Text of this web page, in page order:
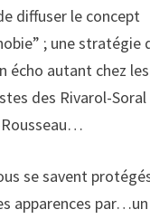
diffuser le concept
; une stratégie
écho autant chez
des Rivarol-Soral
se savent
apparences